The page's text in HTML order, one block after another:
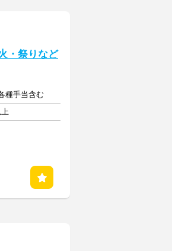
・祭りなど
種手当含む